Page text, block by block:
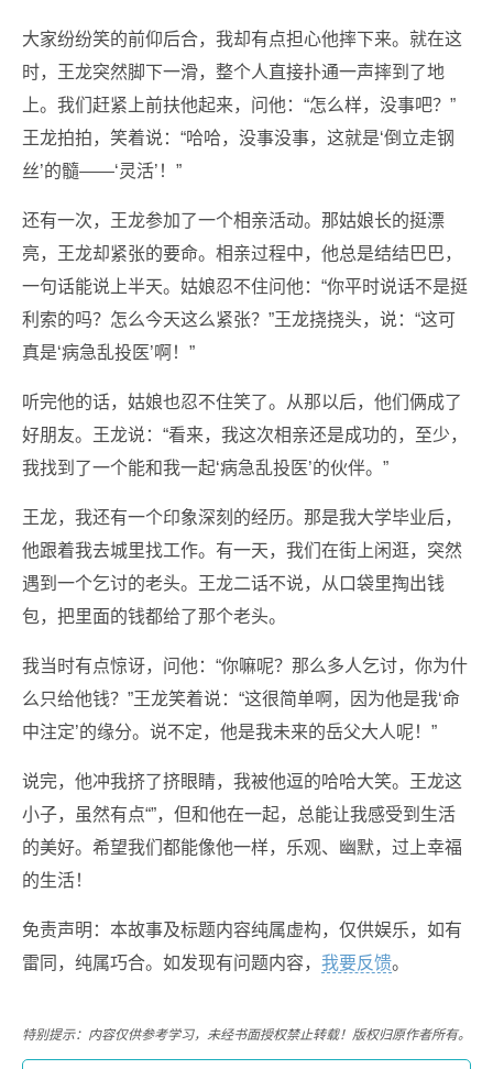
大家纷纷笑的前仰后合，我却有点担心他摔下来。就在这
时，王龙突然脚下一滑，整个人直接扑通一声摔到了地
上。我们赶紧上前扶他起来，问他：“怎么样，没事吧？”
王龙拍拍，笑着说：“哈哈，没事没事，这就是‘倒立走钢
丝’的髓——‘灵活’！”
还有一次，王龙参加了一个相亲活动。那姑娘长的挺漂
亮，王龙却紧张的要命。相亲过程中，他总是结结巴巴，
一句话能说上半天。姑娘忍不住问他：“你平时说话不是挺
利索的吗？怎么今天这么紧张？”王龙挠挠头，说：“这可
真是‘病急乱投医’啊！”
听完他的话，姑娘也忍不住笑了。从那以后，他们俩成了
好朋友。王龙说：“看来，我这次相亲还是成功的，至少，
我找到了一个能和我一起‘病急乱投医’的伙伴。”
王龙，我还有一个印象深刻的经历。那是我大学毕业后，
他跟着我去城里找工作。有一天，我们在街上闲逛，突然
遇到一个乞讨的老头。王龙二话不说，从口袋里掏出钱
包，把里面的钱都给了那个老头。
我当时有点惊讶，问他：“你嘛呢？那么多人乞讨，你为什
么只给他钱？”王龙笑着说：“这很简单啊，因为他是我‘命
中注定’的缘分。说不定，他是我未来的岳父大人呢！”
说完，他冲我挤了挤眼睛，我被他逗的哈哈大笑。王龙这
小子，虽然有点“”，但和他在一起，总能让我感受到生活
的美好。希望我们都能像他一样，乐观、幽默，过上幸福
的生活！
免责声明：本故事及标题内容纯属虚构，仅供娱乐，如有
雷同，纯属巧合。如发现有问题内容， 我要反馈。
特别提示：内容仅供参考学习，未经书面授权禁止转载！版权归原作者所有。